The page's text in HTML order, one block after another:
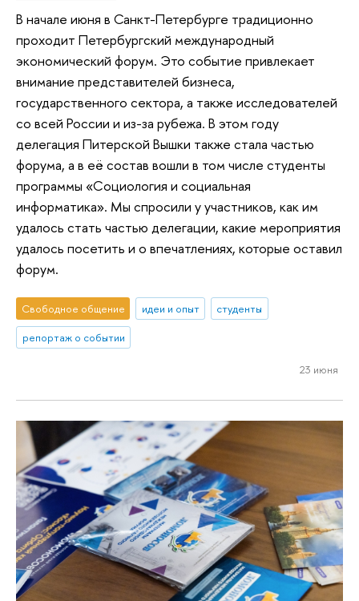
В начале июня в Санкт-Петербурге традиционно
проходит Петербургский международный
экономический форум. Это событие привлекает
внимание представителей бизнеса,
государственного сектора, а также исследователей
со всей России и из-за рубежа. В этом году
делегация Питерской Вышки также стала частью
форума, а в её состав вошли в том числе студенты
программы «Социология и социальная
информатика». Мы спросили у участников, как им
удалось стать частью делегации, какие мероприятия
удалось посетить и о впечатлениях, которые оставил
форум.
Свободное общение идеи и опыт
студенты
репортаж о событии
23 июня